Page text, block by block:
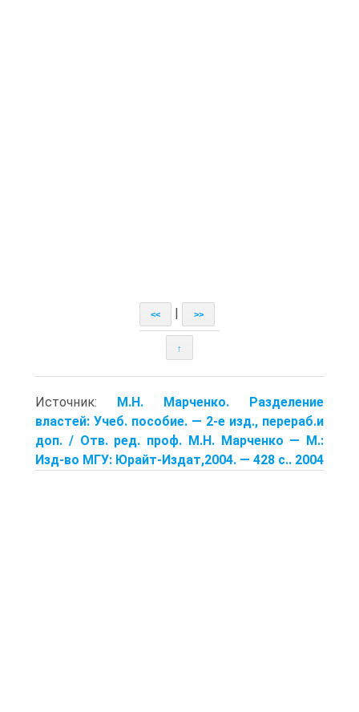
<< >>
↑
Источник: М.Н. Марченко. Разделение
властей: Учеб. пособие. — 2-е изд., перераб.и
доп. / Отв. ред. проф. М.Н. Марченко — М.:
Изд-во МГУ: Юрайт-Издат,2004. — 428 с.. 2004